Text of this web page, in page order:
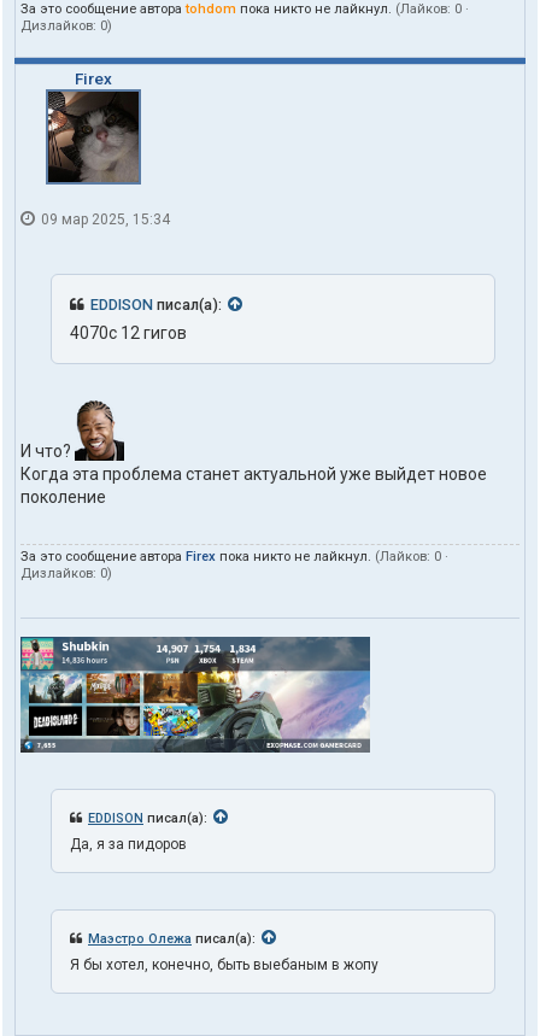
п
ь
я
d
m
За это сообщение автораtohdom пока никто не лайкнул. (Лайков: 0 ·
Дизлайков: 0)
Firex
09 мар 2025, 15:34
EDDISON писал(а):
4070c 12 гигов
И что?
Когда эта проблема станет актуальной уже выйдет новое
поколение
За это сообщение автора Firex пока никто не лайкнул. (Лайков: 0 ·
Дизлайков: 0)
EDDISON писал(а):
Да, я за пидоров
Маэстро Олежа писал(а):
Я бы хотел, конечно, быть выебаным в жопу